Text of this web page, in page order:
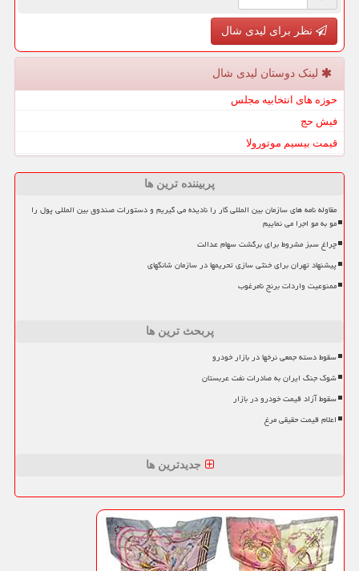
نظر برای لیدی شال
لینک دوستان لیدی شال
حوزه های انتخابیه مجلس
فیش حج
قیمت بیسیم موتورولا
پربیننده ترین ها
مقاوله نامه های سازمان بین المللی کار را نادیده می گیریم و دستورات صندوق بین المللی پول را
مو به مو اجرا می نماییم
چراغ سبز مشروط برای برگشت سهام عدالت
پیشنهاد تهران برای خنثی سازی تحریمها در سازمان شانگهای
ممنوعیت واردات برنج نامرغوب
پربحث ترین ها
سقوط دسته جمعی نرخها در بازار خودرو
شوک جنگ ایران به صادرات نفت عربستان
سقوط آزاد قیمت خودرو در بازار
اعلام قیمت حقیقی مرغ
جدیدترین ها